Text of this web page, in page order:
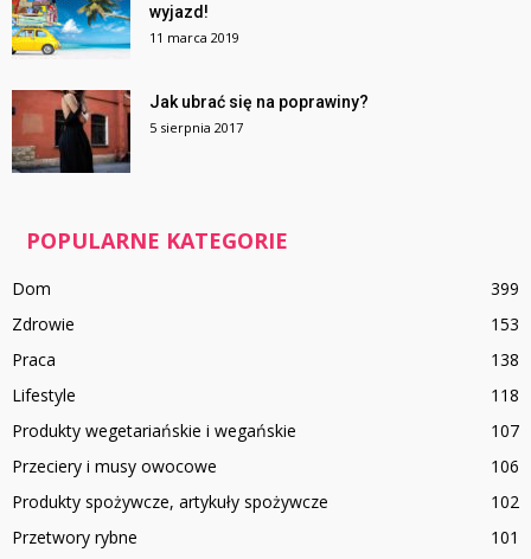
wyjazd!
11 marca 2019
Jak ubrać się na poprawiny?
5 sierpnia 2017
POPULARNE KATEGORIE
Dom
399
Zdrowie
153
Praca
138
Lifestyle
118
Produkty wegetariańskie i wegańskie
107
Przeciery i musy owocowe
106
Produkty spożywcze, artykuły spożywcze
102
Przetwory rybne
101